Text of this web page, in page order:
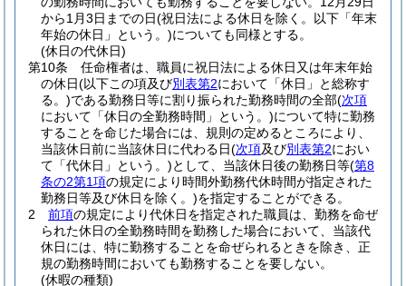
から1月3日までの日(祝日法による休日を除く。以下「年末
年始の休日」という。)についても同様とする。
(休日の代休日)
第10条
任命権者は、職員に祝日法による休日又は年末年始
の休日(以下この項及び別表第2において「休日」と総称す
る。)である勤務日等に割り振られた勤務時間の全部(次項
において「休日の全勤務時間」という。)について特に勤務
することを命じた場合には、規則の定めるところにより、
当該休日前に当該休日に代わる日(次項及び別表第2におい
て「代休日」という。)として、当該休日後の勤務日等(第8
条の2第1項の規定により時間外勤務代休時間が指定された
勤務日等及び休日を除く。)を指定することができる。
2
前項の規定により代休日を指定された職員は、勤務を命ぜ
られた休日の全勤務時間を勤務した場合において、当該代
休日には、特に勤務することを命ぜられるときを除き、正
規の勤務時間においても勤務することを要しない。
(休暇の種類)